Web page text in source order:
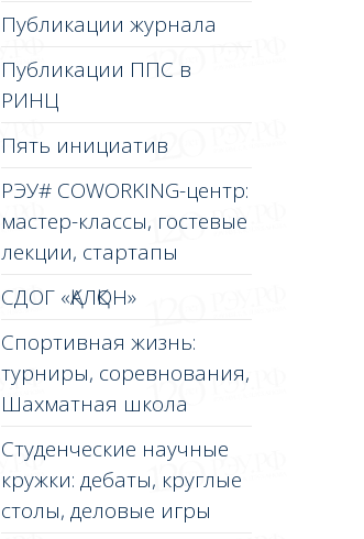
Публикации журнала
Публикации ППС в
РИНЦ
Пять инициатив
РЭУ# COWORKING-центр:
мастер-классы, гостевые
лекции, стартапы
СДОГ «ҚАЛҚОН»
Спортивная жизнь:
турниры, соревнования,
Шахматная школа
Студенческие научные
кружки: дебаты, круглые
столы, деловые игры